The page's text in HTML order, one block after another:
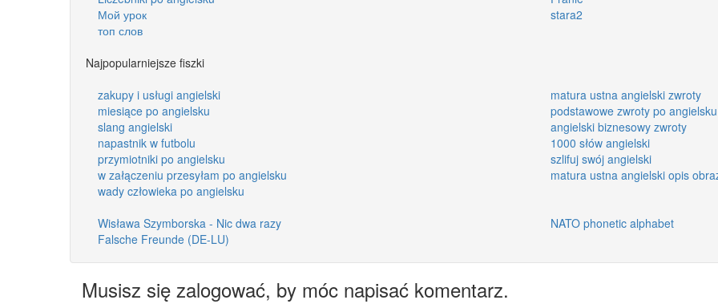
Мой урок
stara2
топ слов
Najpopularniejsze fiszki
zakupy i usługi angielski
matura ustna angielski zwroty
miesiące po angielsku
podstawowe zwroty po angielsku
slang angielski
angielski biznesowy zwroty
napastnik w futbolu
1000 słów angielski
przymiotniki po angielsku
szlifuj swój angielski
w załączeniu przesyłam po angielsku
matura ustna angielski opis
wady człowieka po angielsku
Wisława Szymborska - Nic dwa razy
NATO phonetic alphabet
Falsche Freunde (DE-LU)
Musisz się zalogować, by móc napisać komentarz.